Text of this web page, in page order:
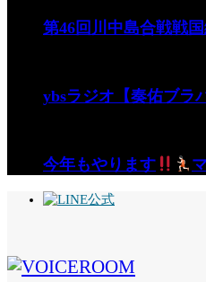
第46回川中島合戦戦
ybsラジオ【奏佑ブラ
今年もやります